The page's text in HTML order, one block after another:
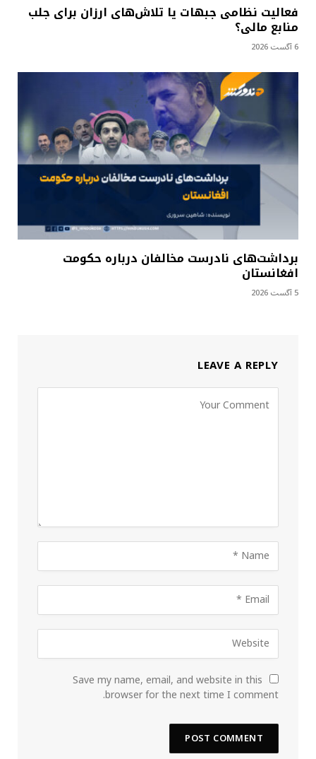
فعالیت نظامی جبهات یا تلاش‌های ارزان برای جلب
منابع مالی؟
6 آگست 2026
برداشت‌های نادرست مخالفان درباره حکومت
افغانستان
5 آگست 2026
LEAVE A REPLY
Save my name, email, and website in this
browser for the next time I comment.